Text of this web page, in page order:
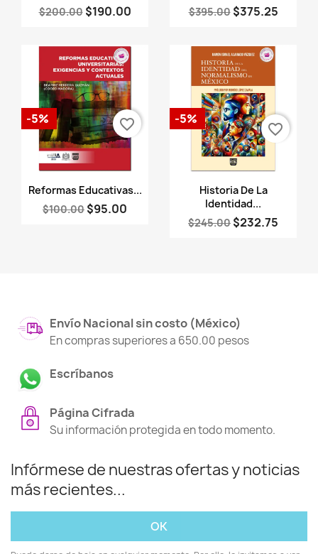
$200.00 $190.00
$395.00 $375.25
Vista rápida
Reformas Educativas...
$100.00 $95.00
-5% favorite_border
Vista rápida
Historia De La
Identidad...
$245.00 $232.75
-5%
favorite_border
Envío Nacional sin costo (México)
En compras superiores a 650.00 pesos
Escríbanos
Página Cifrada
Su información protegida en todo momento.
Infórmese de nuestras ofertas y noticias
más recientes...